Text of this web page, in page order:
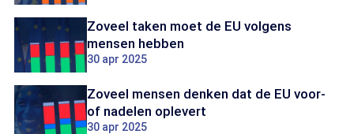
Zoveel taken moet de EU volgens
mensen hebben
30 apr 2025
Zoveel mensen denken dat de EU voor-
of nadelen oplevert
30 apr 2025